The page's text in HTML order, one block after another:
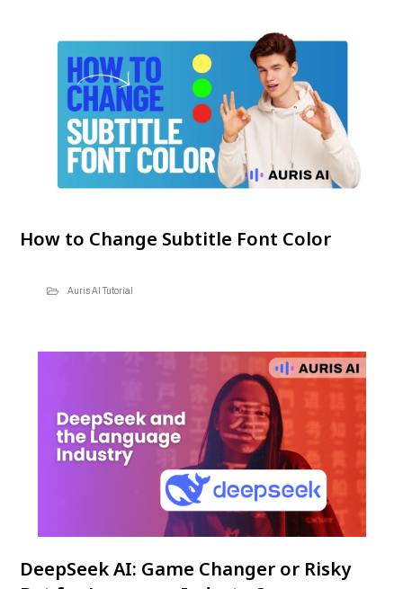
How to Change Subtitle Font Color
Auris AI Tutorial
DeepSeek AI: Game Changer or Risky